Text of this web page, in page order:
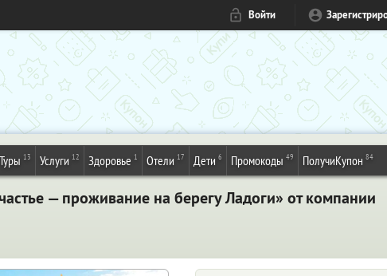
Войти
Туры 13 Услуги 12 Здоровье 1 Отели 17 Дети 6 Промокоды 49 ПолучиКупон 84
— проживание на берегу Ладоги» от компании